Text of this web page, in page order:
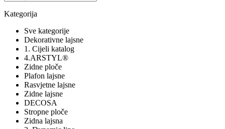
Kategorija
Sve kategorije
Dekorativne lajsne
1. Cijeli katalog
4.ARSTYL®
Zidne ploče
Plafon lajsne
Rasvjetne lajsne
Zidne lajsne
DECOSA
Stropne ploče
Zidna lajsna